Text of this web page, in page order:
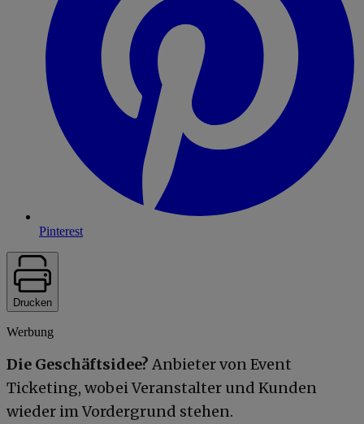
Pinterest
Drucken
Werbung
Die Geschäftsidee? Anbieter von Event
Ticketing, wobei Veranstalter und Kunden
wieder im Vordergrund stehen.